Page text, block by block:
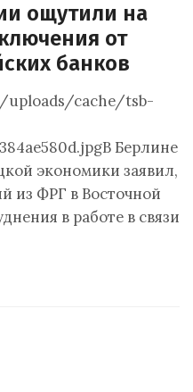
ощутили на
от
банков
cache/tsb-
Берлине
экономики заявил,
из ФРГ в Восточной
в работе в связи